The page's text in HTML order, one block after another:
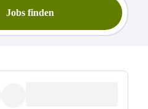
Jobs finden